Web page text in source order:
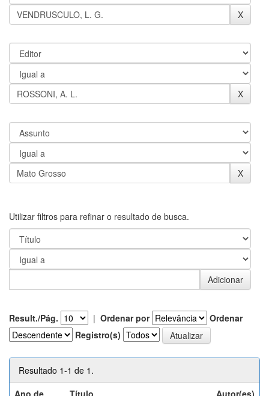
Utilizar filtros para refinar o resultado de busca.
Result./Pág. | Ordenar por
Ordenar
Registro(s)
Resultado 1-1 de 1.
Ano de
Título Autor(es)